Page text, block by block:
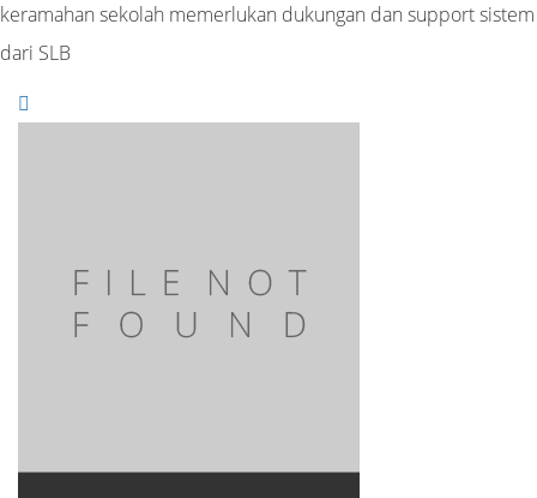
keramahan sekolah memerlukan dukungan dan support sistem
dari SLB